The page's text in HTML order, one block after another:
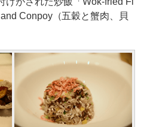
Conpoy（五穀と蟹肉、貝